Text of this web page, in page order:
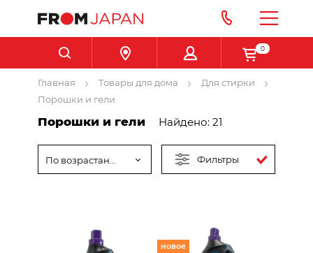
0
Главная Товары для дома
Для стирки
Порошки и гели
Порошки и гели Найдено: 21
Фильтры
новое